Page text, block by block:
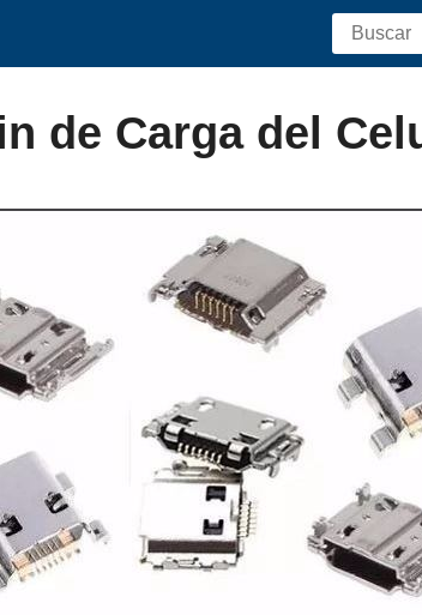
de Carga del